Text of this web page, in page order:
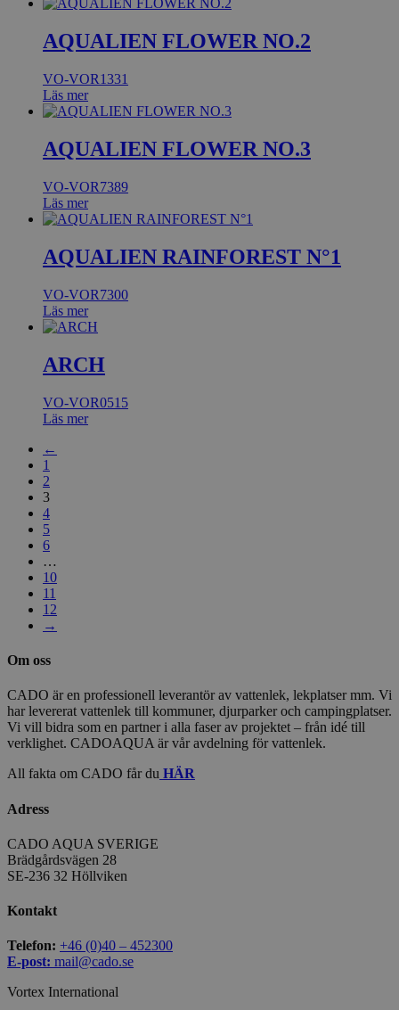
AQUALIEN FLOWER NO.2
VO-VOR1331
Läs mer
AQUALIEN FLOWER NO.3
VO-VOR7389
Läs mer
AQUALIEN RAINFOREST N°1
VO-VOR7300
Läs mer
ARCH
VO-VOR0515
Läs mer
←
1
2
3
4
5
6
…
10
11
12
→
Om oss
CADO är en professionell leverantör av vattenlek, lekplatser mm. Vi
har levererat vattenlek till kommuner, djurparker och campingplatser.
Vi vill bidra som en partner i alla faser av projektet – från idé till
verklighet. CADOAQUA är vår avdelning för vattenlek.
All fakta om CADO får du HÄR
Adress
CADO AQUA SVERIGE
Brädgårdsvägen 28
SE-236 32 Höllviken
Kontakt
Telefon: +46 (0)40 – 452300
E-post: mail@cado.se
Vortex International